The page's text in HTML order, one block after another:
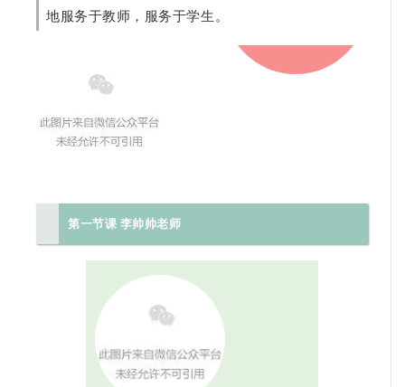
地服务于教师，服务于学生。
第一节课 李帅帅老师